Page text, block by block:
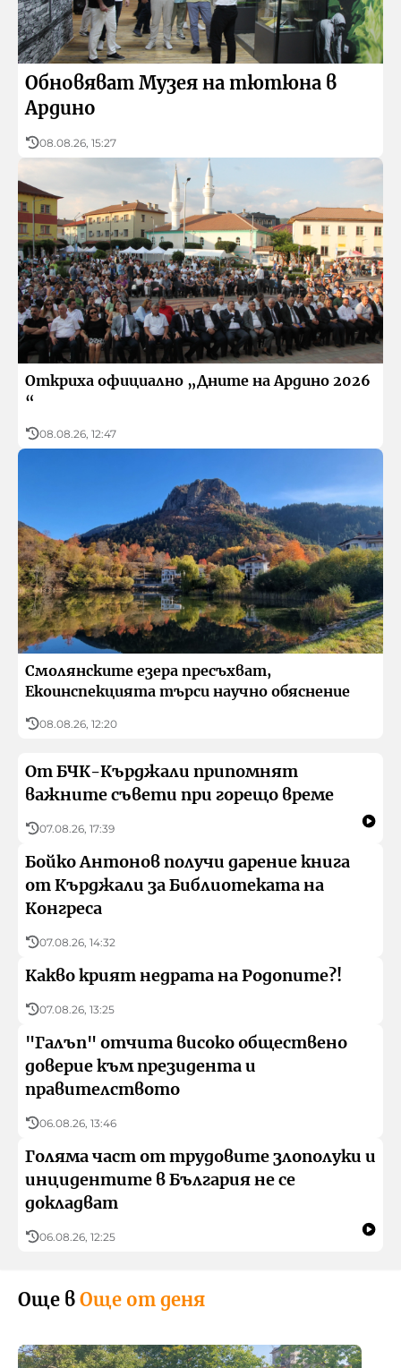
Реклама
Контакти
БНР
Архивен фонд на БНР
Обновяват Музея на тютюна в
Ардино
08.08.26, 15:27
Откриха официално „Дните на Ардино 2026
“
08.08.26, 12:47
Смолянските езера пресъхват,
Екоинспекцията търси научно обяснение
08.08.26, 12:20
От БЧК-Кърджали припомнят
важните съвети при горещо време
07.08.26, 17:39
Бойко Антонов получи дарение книга
от Кърджали за Библиотеката на
Конгреса
07.08.26, 14:32
Какво крият недрата на Родопите?!
07.08.26, 13:25
"Галъп" отчита високо обществено
доверие към президента и
правителството
06.08.26, 13:46
Голяма част от трудовите злополуки и
инцидентите в България не се
докладват
06.08.26, 12:25
Още в Още от деня